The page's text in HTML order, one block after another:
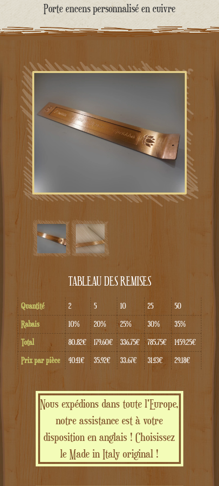
Porte encens personnalisé en cuivre
TABLEAU DES REMISES
Quantité 2 5 10 25
50
Rabais
10% 20% 25% 30%
35%
Total
80.82€ 179.60€ 336.75€ 785.75€
1459.25€
Prix par pièce
40.41€ 35.92€ 33.67€ 31.43€ 29.18€
Nous expédions dans toute l'Europe,
notre assistance est à votre
disposition en anglais ! Choisissez
le Made in Italy original !